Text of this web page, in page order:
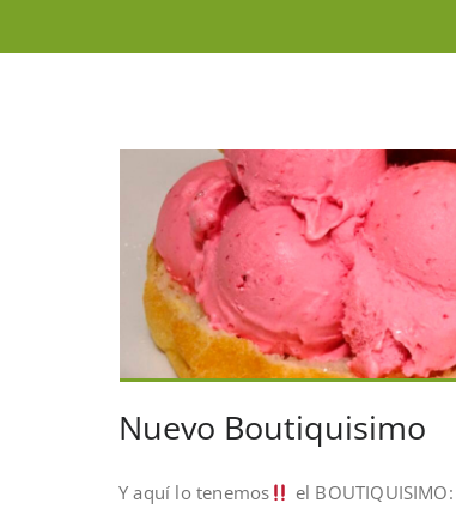
Nuevo Boutiquisimo
Y aquí lo tenemos
el